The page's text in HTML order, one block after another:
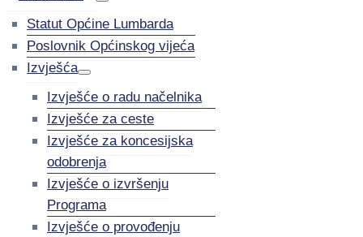
Statut Općine Lumbarda
Poslovnik Općinskog vijeća
Izvješća
Izvješće o radu načelnika
Izvješće za ceste
Izvješće za koncesijska
odobrenja
Izvješće o izvršenju
Programa
Izvješće o provođenju